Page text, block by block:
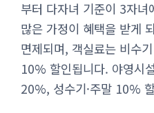
부터 다자녀 기준이 3자
많은 가정이 혜택을 받게
면제되며, 객실료는 비수
10% 할인됩니다. 야영시
20%, 성수기·주말 10%